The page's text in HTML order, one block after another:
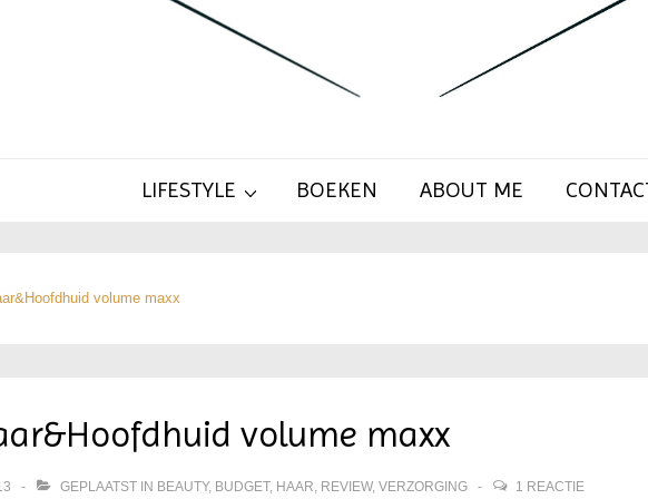
LIFESTYLE BOEKEN ABOUT ME
volume maxx
volume maxx
GEPLAATST IN BEAUTY, BUDGET, HAAR, REVIEW, VERZORGING 1 REACTIE